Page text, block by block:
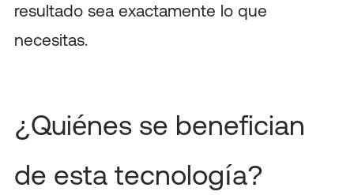
resultado sea exactamente lo que
necesitas.
¿Quiénes se benefician
de esta tecnología?